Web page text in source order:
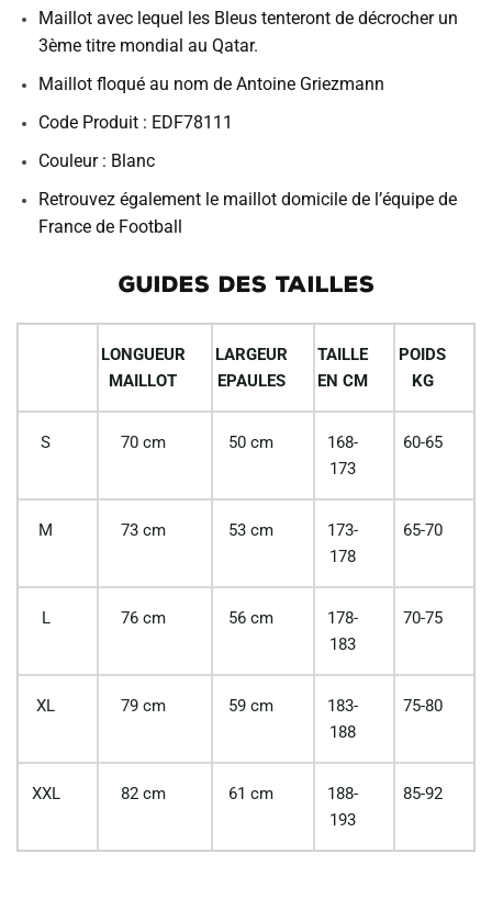
Maillot avec lequel les Bleus tenteront de décrocher un
3ème titre mondial au Qatar.
Maillot floqué au nom de Antoine Griezmann
Code Produit : EDF78111
Couleur : Blanc
Retrouvez également le maillot domicile de l’équipe de
France de Football
GUIDES DES TAILLES
LONGUEUR
MAILLOT
LARGEUR
EPAULES
TAILLE
EN CM
POIDS
KG
S 70 cm 50 cm
168-
173
60-65
M 73 cm 53 cm
173-
178
65-70
L 76 cm 56 cm
178-
183
70-75
XL 79 cm 59 cm
183-
188
75-80
XXL 82 cm 61 cm
188-
193
85-92